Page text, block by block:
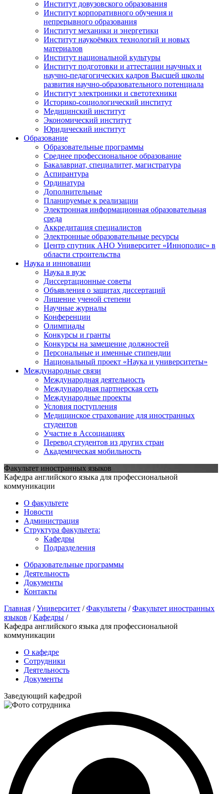
Институт довузовского образования
Институт корпоративного обучения и
непрерывного образования
Институт механики и энергетики
Институт наукоёмких технологий и новых
материалов
Институт национальной культуры
Институт подготовки и аттестации научных и
научно-педагогических кадров Высшей школы
развития научно-образовательного потенциала
Институт электроники и светотехники
Историко-социологический институт
Медицинский институт
Экономический институт
Юридический институт
Образование
Образовательные программы
Среднее профессиональное образование
Бакалавриат, специалитет, магистратура
Аспирантура
Ординатура
Дополнительные
Планируемые к реализации
Электронная информационная образовательная
среда
Аккредитация специалистов
Электронные образовательные ресурсы
Центр спутник АНО Университет «Иннополис» в
области строительства
Наука и инновации
Наука в вузе
Диссертационные советы
Объявления о защитах диссертаций
Лишение ученой степени
Научные журналы
Конференции
Олимпиады
Конкурсы и гранты
Конкурсы на замещение должностей
Персональные и именные стипендии
Национальный проект «Наука и университеты»
Международные связи
Международная деятельность
Международная партнерская сеть
Международные проекты
Условия поступления
Медицинское страхование для иностранных
студентов
Участие в Ассоциациях
Перевод студентов из других стран
Академическая мобильность
Факультет иностранных языков
Кафедра английского языка для профессиональной
коммуникации
О факультете
Новости
Администрация
Структура факультета:
Кафедры
Подразделения
Образовательные программы
Деятельность
Документы
Контакты
Главная /Университет /Факультеты /Факультет иностранных
языков /Кафедры /
Кафедра английского языка для профессиональной
коммуникации
О кафедре
Сотрудники
Деятельность
Документы
Заведующий кафедрой